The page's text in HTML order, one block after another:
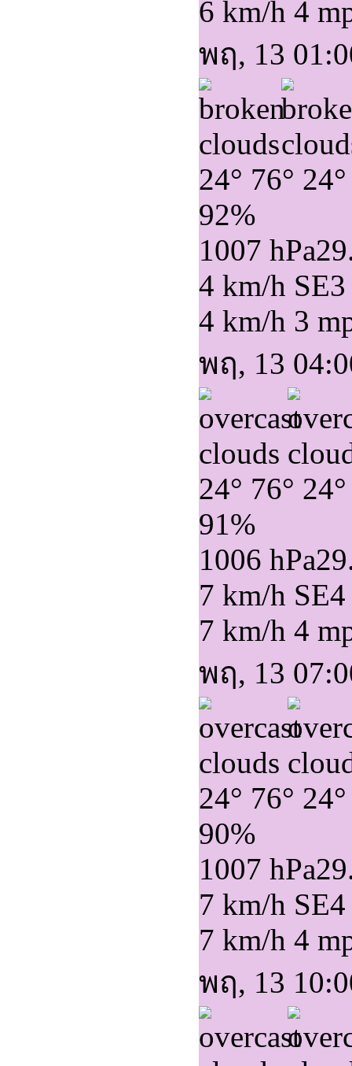
6 km/h 4
พฤ, 13
24° 76° 24°
92%
1007 hPa
4 km/h SE
4 km/h 3
พฤ, 13
24° 76° 24°
91%
1006 hPa
7 km/h SE4
7 km/h 4
พฤ, 13
24° 76° 24°
90%
1007 hPa
7 km/h SE4
7 km/h 4
พฤ, 13